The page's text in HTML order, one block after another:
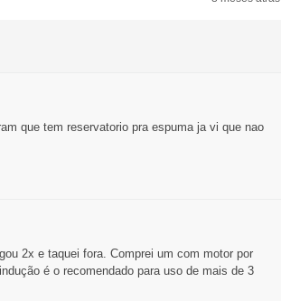
que tem reservatorio pra espuma ja vi que nao
2x e taquei fora. Comprei um com motor por
é o recomendado para uso de mais de 3